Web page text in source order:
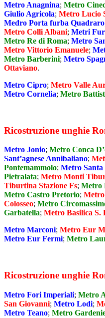
Metro Anagnina; Metro
Giulio Agricola; Metro Lucio
Medro Porta furba Quadraro
Metro Colli Albani; Metri
Metro Re di Roma; Metro
Metro Vittorio Emanuele;
Metro Barberini; Metro
Ottaviano.
Metro Cipro; Metro Valle
Metro Cornelia; Metro
Ricostruzione unghie
Metro Jonio; Metro Conca
Sant’agnese Annibaliano;
Pontemammolo; Metro Santa
Pietralata; Metro Monti
Tiburtina Stazione Fs; Metro
Metro Castro Pretorio;
Colosseo; Metro
Garbatella; Metro Basilica S.
Metro Marconi; Metro Eur
Metro Eur Fermi; Metro
Ricostruzione unghie
Metro Fori Imperiali; Metro
San Giovanni; Metro Lodi;
Metro Teano; Metro